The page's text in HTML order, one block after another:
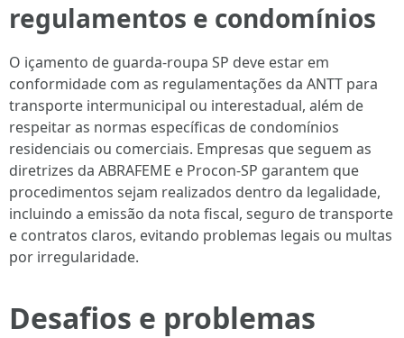
regulamentos e condomínios
O içamento de guarda-roupa SP deve estar em
conformidade com as regulamentações da ANTT para
transporte intermunicipal ou interestadual, além de
respeitar as normas específicas de condomínios
residenciais ou comerciais. Empresas que seguem as
diretrizes da ABRAFEME e Procon-SP garantem que
procedimentos sejam realizados dentro da legalidade,
incluindo a emissão da nota fiscal, seguro de transporte
e contratos claros, evitando problemas legais ou multas
por irregularidade.
Desafios e problemas